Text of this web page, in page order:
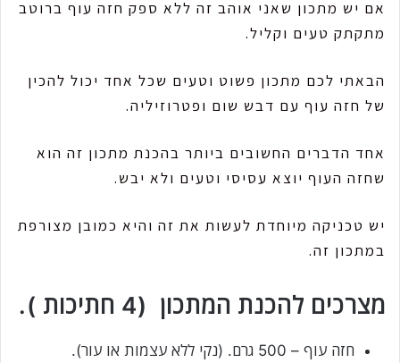
אם יש מתכון שאני אוהב זה ללא ספק חזה עוף ברוטב
מתקתק טעים וקליל.
הבאתי לכם מתכון פשוט וטעים שכל אחד יכול להכין
של חזה עוף עם דבש שום ופטרוזיליה.
אחד הדברים החשובים ביותר בהכנת מתכון זה הוא
שחזה העוף יוצא עסיסי וטעים ולא יבש.
יש טכניקה מיוחדת לעשות את זה והיא כמובן מצורפת
במתכון זה.
מצרכים להכנת המתכון (4 חתיכות ).
חזה עוף – 500 גרם. (נקי ללא עצמות או עור).